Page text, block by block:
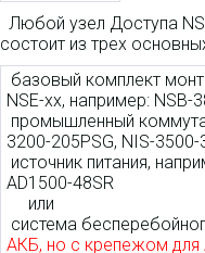
Любой узел Доступа
состоит из трех
базовый комплект
NSE-xx, например: NSB-
промышленный
3200-205PSG, NIS-3500-
источник питания,
AD1500-48SR
или
система
АКБ, но с крепежом для